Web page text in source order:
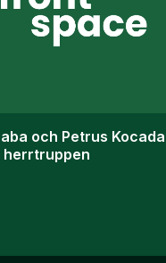
och Petrus
herrtruppen